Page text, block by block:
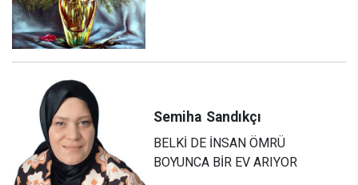
Semiha Sandıkçı
BELKİ DE İNSAN ÖMRÜ
BOYUNCA BİR EV ARIYOR